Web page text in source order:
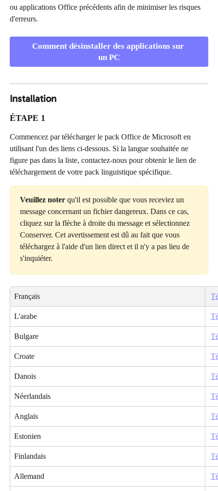
ou applications Office précédents afin de minimiser les risques
d'erreurs.
Comment désinstaller des applications sur
un PC
Installation
ÉTAPE 1
Commencez par télécharger le pack Office de Microsoft en
utilisant l'un des liens ci-dessous. Si la langue souhaitée ne
figure pas dans la liste, contactez-nous pour obtenir le lien de
téléchargement de votre pack linguistique spécifique.
Veuillez noter qu'il est possible que vous receviez un
message concernant un fichier dangereux. Dans ce cas,
cliquez sur la flèche à droite du message et sélectionnez
Conserver. Cet avertissement est dû au fait que vous
téléchargez à l'aide d'un lien direct et il n'y a pas lieu de
s'inquiéter.
Français
L'arabe
Bulgare
Croate
Danois
Néerlandais
Anglais
Estonien
Finlandais
Allemand